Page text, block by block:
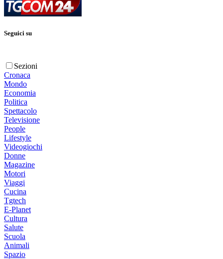
Seguici su
Sezioni
Cronaca
Mondo
Economia
Politica
Spettacolo
Televisione
People
Lifestyle
Videogiochi
Donne
Magazine
Motori
Viaggi
Cucina
Tgtech
E-Planet
Cultura
Salute
Scuola
Animali
Spazio